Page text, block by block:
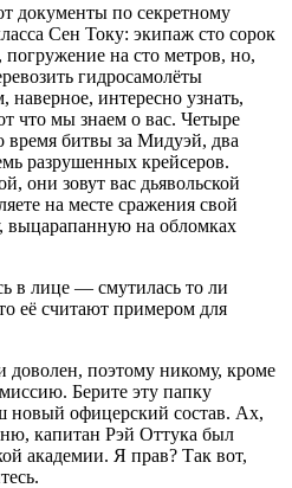
документы по секретному
Сен Току: экипаж сто сорок
погружение на сто метров, но,
гидросамолёты
интересно узнать,
что мы знаем о вас. Четыре
время битвы за Мидуэй, два
разрушенных крейсеров.
они зовут вас дьявольской
на месте сражения свой
на обломках
в лице — смутилась то ли
её считают примером для
поэтому никому, кроме
Берите эту папку
новый офицерский состав. Ах,
капитан Рэй Оттука был
академии. Я прав? Так вот,